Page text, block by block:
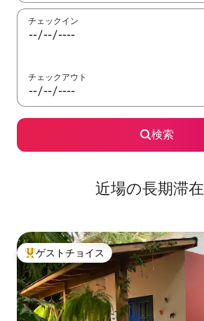
チェックイン
チェックアウト
検索
近場の長期滞
大好評のゲストチョイスです。
ゲストチョイス